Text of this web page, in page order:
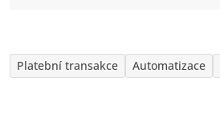
Platební transakce Automatizace